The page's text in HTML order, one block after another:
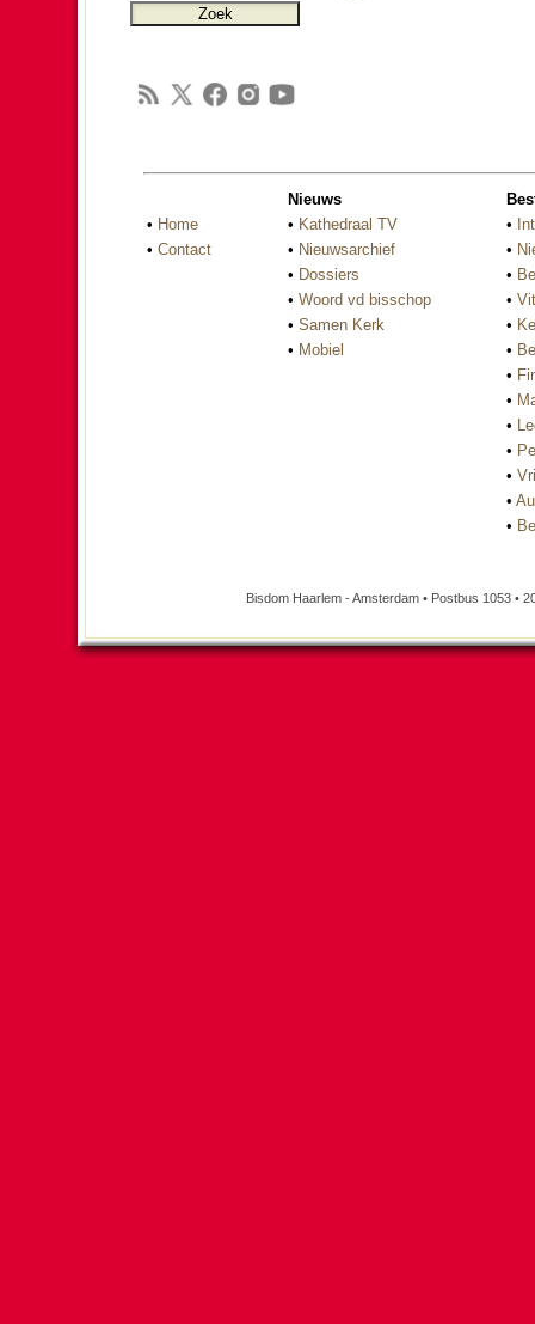
• Home
• Contact
Nieuws
• Kathedraal TV
• Nieuwsarchief
• Dossiers
• Woord vd bisschop
• Samen Kerk
• Mobiel
•
•
•
•
•
•
•
•
•
•
•
•
•
Bisdom Haarlem - Amsterdam • Postbus 1053 •